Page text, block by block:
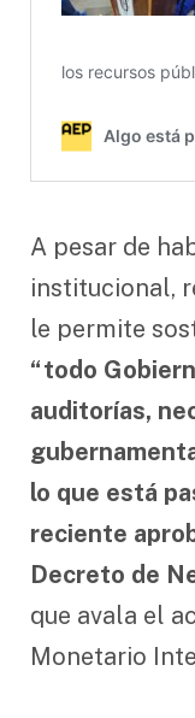
A pesar de
institucional,
le permite
“todo
auditorías,
lo que está
reciente
Decreto de
que avala el
Monetario